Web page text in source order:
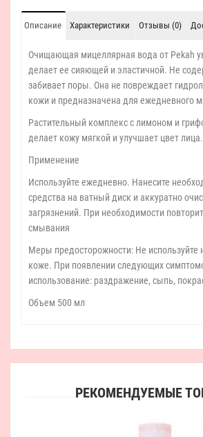
Описание Характеристики Отзывы (0)
Очищающая мицеллярная вода от Pekah
делает ее сияющей и эластичной. Не
забивает поры. Она не повреждает
кожи и предназначена для ежедневного
Растительный комплекс с лимоном и
делает кожу мягкой и улучшает цвет лица.
Применение
Используйте ежедневно. Нанесите
средства на ватный диск и аккуратно
загрязнений. При необходимости
смывания
Меры предосторожности: Не используйте
коже. При появлении следующих
использование: раздражение, сыпь,
Объем 500 мл
РЕКОМЕНДУЕМЫЕ